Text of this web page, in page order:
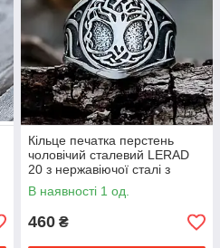
Кільце печатка перстень
чоловічий сталевий LERAD
20 з нержавіючої сталі з
світовим деревом
В наявності 1 од.
460 ₴